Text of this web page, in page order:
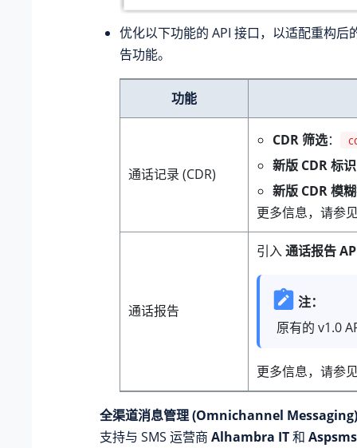
优化以下功能的 API 接口，以适配重构后
告功能。
功能
通话记录 (CDR)
CDR 筛选：
新版 CDR 标识
新版 CDR 模
更多信息，请参
通话报告
引入通话报告
注：
原有的 v1.0
更多信息，请参
全渠道消息管理 (Omnichannel Messaging)
支持与 SMS 运营商 Alhambra IT和 Aspsms